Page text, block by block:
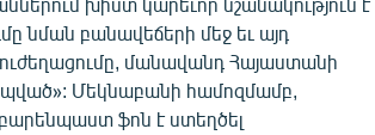
նման բանավեճերի մեջ եւ այդ
մանավանդ Հայաստանի
Մեկնաբանի համոզմամբ,
ֆոն է ստեղծել